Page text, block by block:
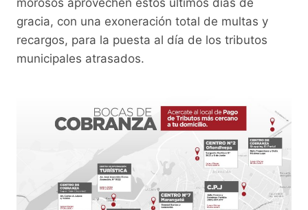
morosos aprovechen estos últimos días de
gracia, con una exoneración total de multas y
recargos, para la puesta al día de los tributos
municipales atrasados.